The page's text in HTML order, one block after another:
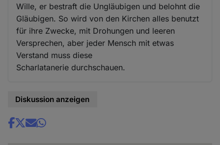
Wille, er bestraft die Ungläubigen und belohnt die
Gläubigen. So wird von den Kirchen alles benutzt
für ihre Zwecke, mit Drohungen und leeren
Versprechen, aber jeder Mensch mit etwas
Verstand muss diese
Scharlatanerie durchschauen.
Diskussion anzeigen
Share